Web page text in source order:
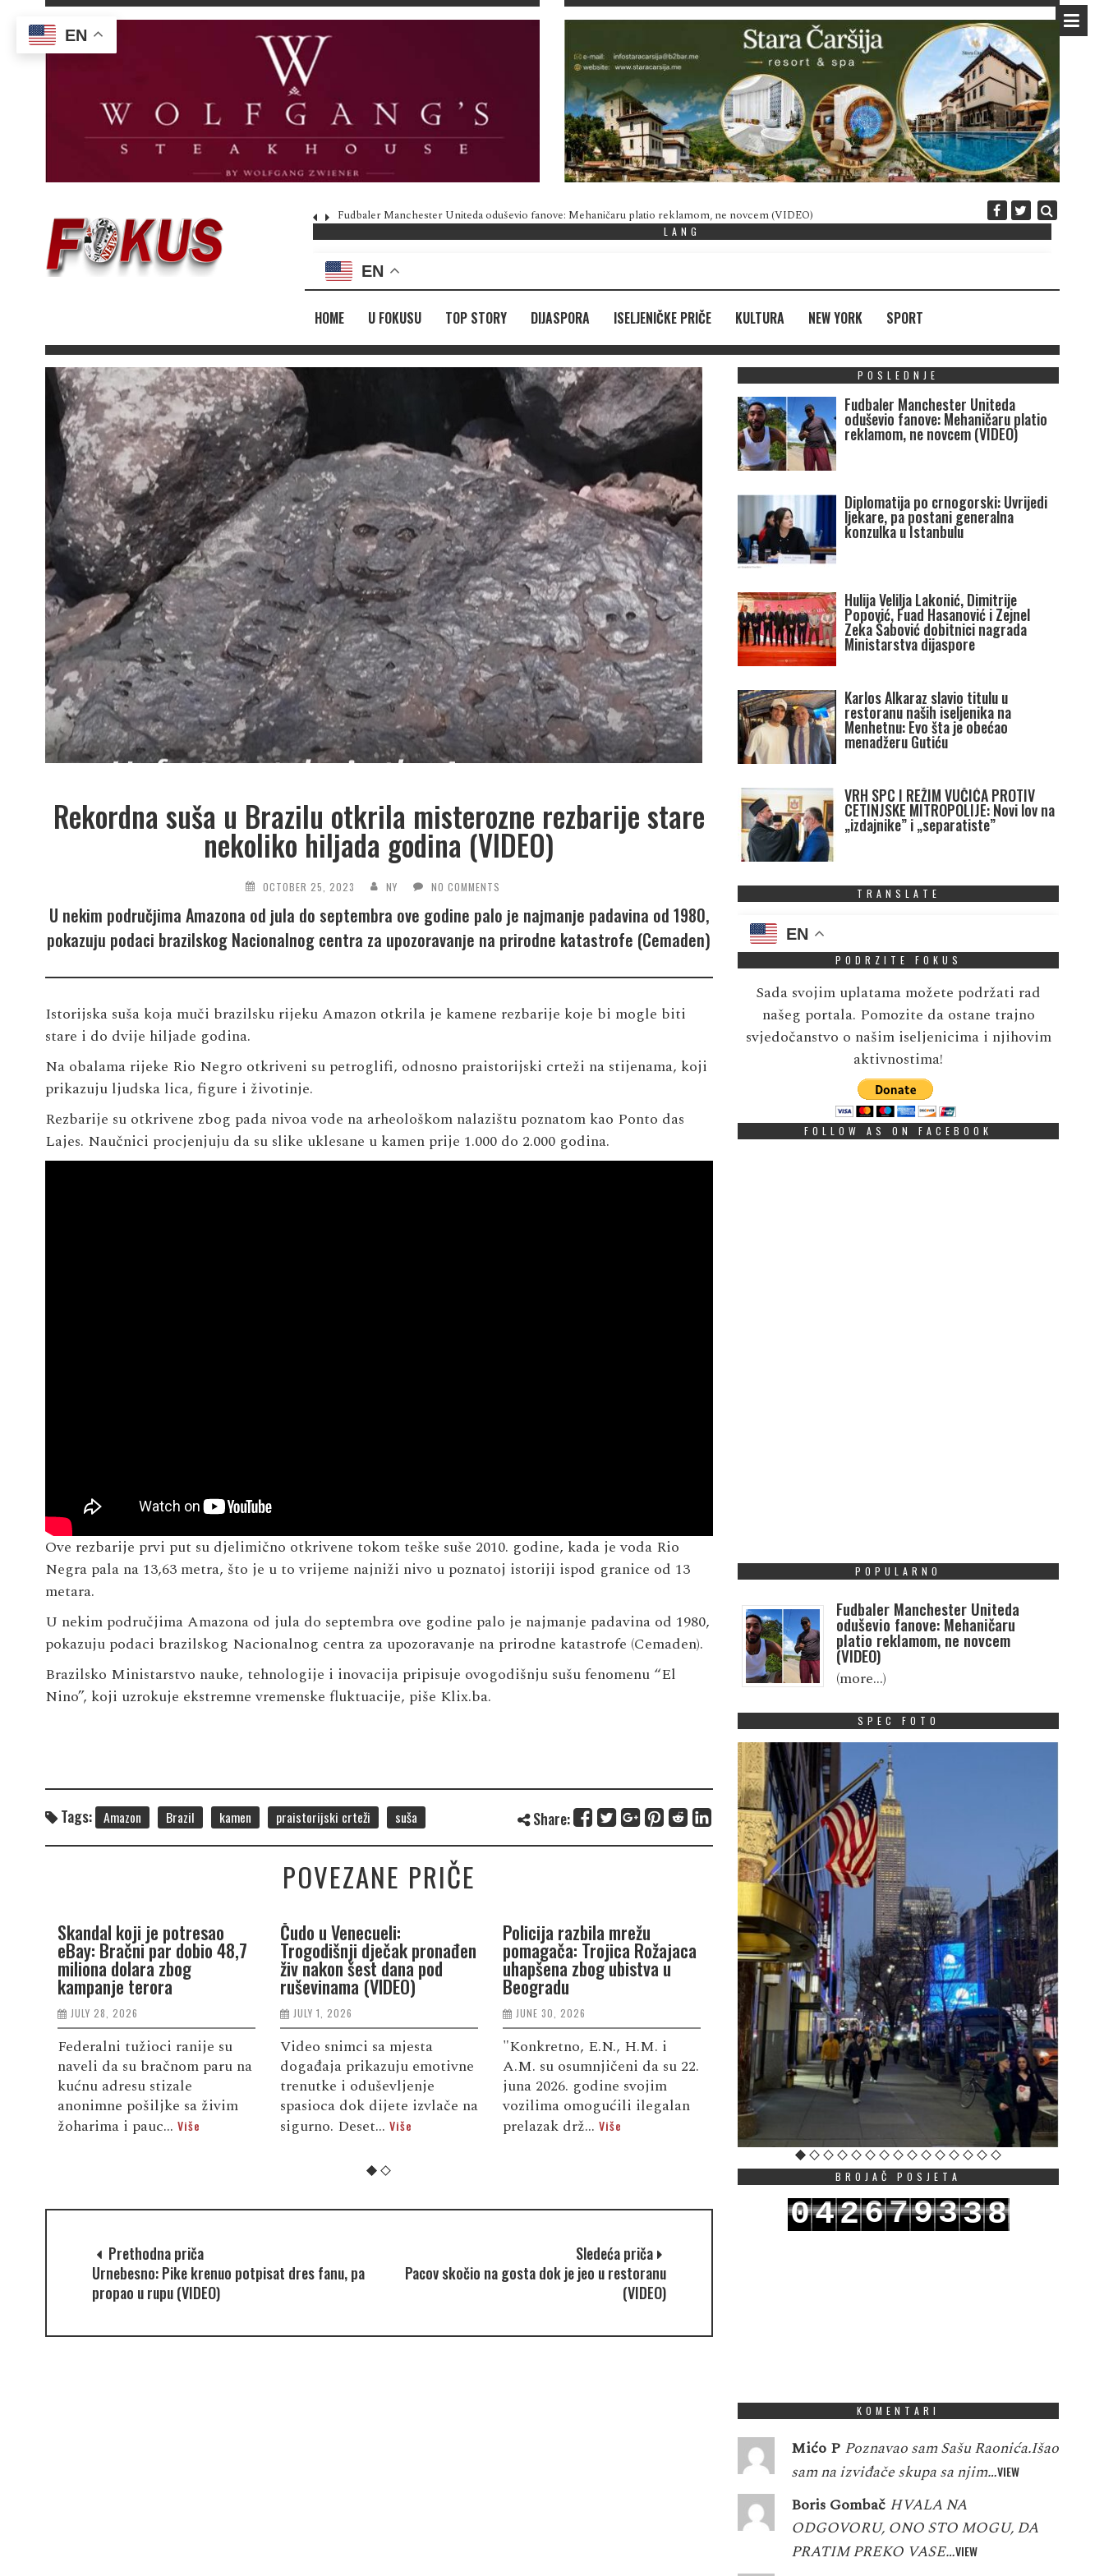
Fudbaler Manchester Uniteda oduševio fanove: Mehaničaru platio reklamom, ne novcem (VIDEO) Diplomatija po
LANG
EN
HOME U FOKUSU TOP STORY DIJASPORA ISELJENIČKE PRIČE KULTURA NEW YORK SPORT
Rekordna suša u Brazilu otkrila misterozne rezbarije stare
nekoliko hiljada godina (VIDEO)
OCTOBER 25, 2023 NY NO COMMENTS
U nekim područjima Amazona od jula do septembra ove godine palo je najmanje padavina od 1980,
pokazuju podaci brazilskog Nacionalnog centra za upozoravanje na prirodne katastrofe (Cemaden)
Istorijska suša koja muči brazilsku rijeku Amazon otkrila je kamene rezbarije koje bi mogle biti
stare i do dvije hiljade godina.
Na obalama rijeke Rio Negro otkriveni su petroglifi, odnosno praistorijski crteži na stijenama, koji
prikazuju ljudska lica, figure i životinje.
Rezbarije su otkrivene zbog pada nivoa vode na arheološkom nalazištu poznatom kao Ponto das
Lajes. Naučnici procjenjuju da su slike uklesane u kamen prije 1.000 do 2.000 godina.
Ove rezbarije prvi put su djelimično otkrivene tokom teške suše 2010. godine, kada je voda Rio
Negra pala na 13,63 metra, što je u to vrijeme najniži nivo u poznatoj istoriji ispod granice od 13
metara.
U nekim područjima Amazona od jula do septembra ove godine palo je najmanje padavina od 1980,
pokazuju podaci brazilskog Nacionalnog centra za upozoravanje na prirodne katastrofe (Cemaden).
Brazilsko Ministarstvo nauke, tehnologije i inovacija pripisuje ovogodišnju sušu fenomenu “El
Nino”, koji uzrokuje ekstremne vremenske fluktuacije, piše Klix.ba.
Tags: Amazon Brazil kamen praistorijski crteži suša Share:
POVEZANE PRIČE
Skandal koji je potresao
eBay: Bračni par dobio 48,7
miliona dolara zbog
kampanje terora
JULY 28, 2026
Federalni tužioci ranije su
naveli da su bračnom paru na
kućnu adresu stizale
anonimne pošiljke sa živim
žoharima i pauc... Više
Čudo u Venecueli:
Trogodišnji dječak pronađen
živ nakon šest dana pod
ruševinama (VIDEO)
JULY 1, 2026
Video snimci sa mjesta
događaja prikazuju emotivne
trenutke i oduševljenje
spasioca dok dijete izvlače na
sigurno. Deset... Više
Policija razbila mrežu
pomagača: Trojica Rožajaca
uhapšena zbog ubistva u
Beogradu
JUNE 30, 2026
"Konkretno, E.N., H.M. i
A.M. su osumnjičeni da su 22.
juna 2026. godine svojim
vozilima omogućili ilegalan
prelazak drž... Više
Put u EU kao povratak na
Gazimestan: Mandić
nastavlja da “čisti” državne
jubileje od njihove suštine
JUNE 30, 2026
Sagovornici “Vijesti” ukazuju
da, dok identitetski simboli
u Crnoj Gori više ne
funkcionišu kao znakovi
OŠ „Mileva Lajović
Lalatović“: Šabotić
stalni radni odnos,
zakonskog osnova za
produženje ugovora
JUNE 28, 2026
U saopštenju se
profesor Šabotić od
septembra 2001.
pet uzastopnih
od 20 godina ...Više
Prethodna priča
Urnebesno: Pike krenuo potpisat dres fanu, pa
propao u rupu (VIDEO)
Sledeća priča
Pacov skočio na gosta dok je jeo u restoranu
(VIDEO)
POSLEDNJE
Fudbaler Manchester Uniteda
oduševio fanove: Mehaničaru platio
reklamom, ne novcem (VIDEO)
Diplomatija po crnogorski: Uvrijedi
ljekare, pa postani generalna
konzulka u Istanbulu
Hulija Velilja Lakonić, Dimitrije
Popović, Fuad Hasanović i Zejnel
Zeka Šabović dobitnici nagrada
Ministarstva dijaspore
Karlos Alkaraz slavio titulu u
restoranu naših iseljenika na
Menhetnu: Evo šta je obećao
menadžeru Gutiću
VRH SPC I REŽIM VUČIĆA PROTIV
CETINJSKE MITROPOLIJE: Novi lov na
„izdajnike” i „separatiste”
TRANSLATE
EN
PODRZITE FOKUS
Sada svojim uplatama možete podržati rad
našeg portala. Pomozite da ostane trajno
svjedočanstvo o našim iseljenicima i njihovim
aktivnostima!
FOLLOW AS ON FACEBOOK
POPULARNO
Fudbaler Manchester Uniteda
oduševio fanove: Mehaničaru
platio reklamom, ne novcem
(VIDEO)
(more…)
SPEC FOTO
BROJAČ POSJETA
042679338
KOMENTARI
Mićo P Poznavao sam Sašu Raonića.Išao
sam na izviđače skupa sa njim…VIEW
Boris Gombač HVALA NA
ODGOVORU, ONO STO MOGU, DA
PRATIM PREKO VASE…VIEW
EN